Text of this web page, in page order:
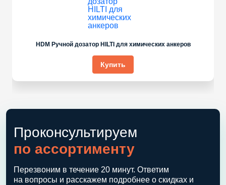
HDM Ручной дозатор HILTI для химических анкеров
Купить
Проконсультируем
по ассортименту
Перезвоним в течение 20 минут. Ответим
на вопросы и расскажем подробнее о скидках и